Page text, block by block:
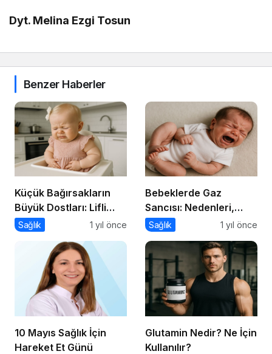
Dyt. Melina Ezgi Tosun
Benzer Haberler
Küçük Bağırsakların
Büyük Dostları: Lifli
Gıdalar ve Probiyotikler
Sağlık 1 yıl önce
Bebeklerde Gaz
Sancısı: Nedenleri,
Belirtileri ve Etkili
Sağlık 1 yıl önce
10 Mayıs Sağlık İçin
Hareket Et Günü
Glutamin Nedir? Ne İçin
Kullanılır?